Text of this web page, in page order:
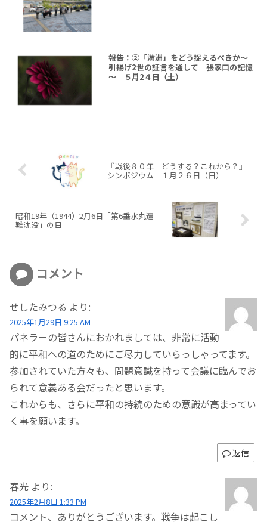
報告：②「満洲」をどう捉えるべきか～
引揚げ2世の証言を通して 張家口の記憶
～ ５月2４日（土）
『戦後８０年 どうする？これから？』
シンポジウム １月２６日（日）
昭和19年（1944）2月6日「第6垂水丸遭
難沈没」の日
コメント
せしたみつる より:
2025年1月29日 9:25 AM
パネラーの皆さんにおかれましては、非常に活動
的に平和への道のためにご尽力していらっしゃってます。
参加されていた方々も、問題意識を持って会議に臨んでお
られて意義ある会だったと思います。
これからも、さらに平和の持続のための意識が高まってい
く事を願います。
返信
春光 より:
2025年2月8日 1:33 PM
コメント、ありがとうございます。戦争は起こし